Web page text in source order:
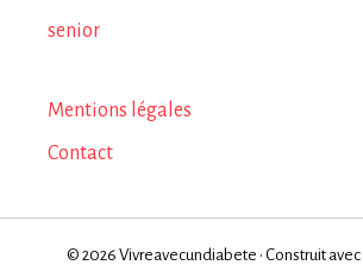
senior
Mentions légales
Contact
© 2026 Vivreavecundiabete • Construit avec